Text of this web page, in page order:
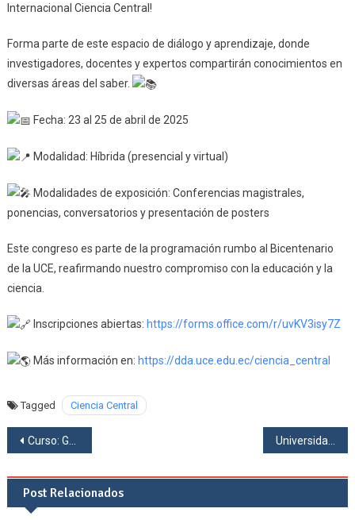
Internacional Ciencia Central!
Forma parte de este espacio de diálogo y aprendizaje, donde
investigadores, docentes y expertos compartirán conocimientos en
diversas áreas del saber.
Fecha: 23 al 25 de abril de 2025
Modalidad: Híbrida (presencial y virtual)
Modalidades de exposición: Conferencias magistrales,
ponencias, conversatorios y presentación de posters
Este congreso es parte de la programación rumbo al Bicentenario
de la UCE, reafirmando nuestro compromiso con la educación y la
ciencia.
Inscripciones abiertas: https://forms.office.com/r/uvKV3isy7Z
Más información en: https://dda.uce.edu.ec/ciencia_central
Tagged Ciencia Central
Navegación
de
entradas
Curso: Grupos, Anillos e Introducción a las Algebras de Lie
Post Relacionados